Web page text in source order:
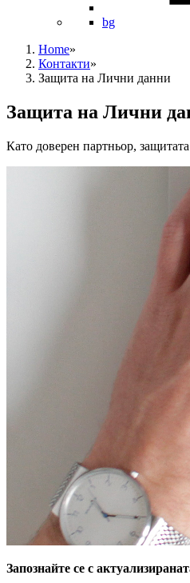
bg
Home»
Контакти»
Защита на Лични данни
Защита на Лични
Като доверен партньор,
Запознайте се с